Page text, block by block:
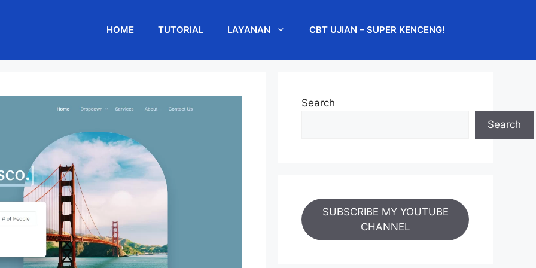
HOME TUTORIAL LAYANAN CBT UJIAN – SUPER KENCENG!
Search
Search
SUBSCRIBE MY YOUTUBE
CHANNEL